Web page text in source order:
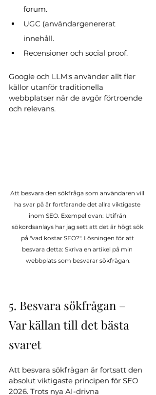
forum.
UGC (användargenererat
innehåll.
Recensioner och social proof.
Google och LLM:s använder allt fler
källor utanför traditionella
webbplatser när de avgör förtroende
och relevans.
Att besvara den sökfråga som användaren vill
ha svar på är fortfarande det allra viktigaste
inom SEO. Exempel ovan: Utifrån
sökordsanlays har jag sett att det är högt sök
på "vad kostar SEO?". Lösningen för att
besvara detta: Skriva en artikel på min
webbplats som besvarar sökfrågan.
5. Besvara sökfrågan –
Var källan till det bästa
svaret
Att besvara sökfrågan är fortsatt den
absolut viktigaste principen för SEO
2026. Trots nya AI-drivna